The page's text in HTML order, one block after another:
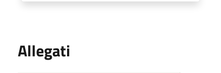
Allegati